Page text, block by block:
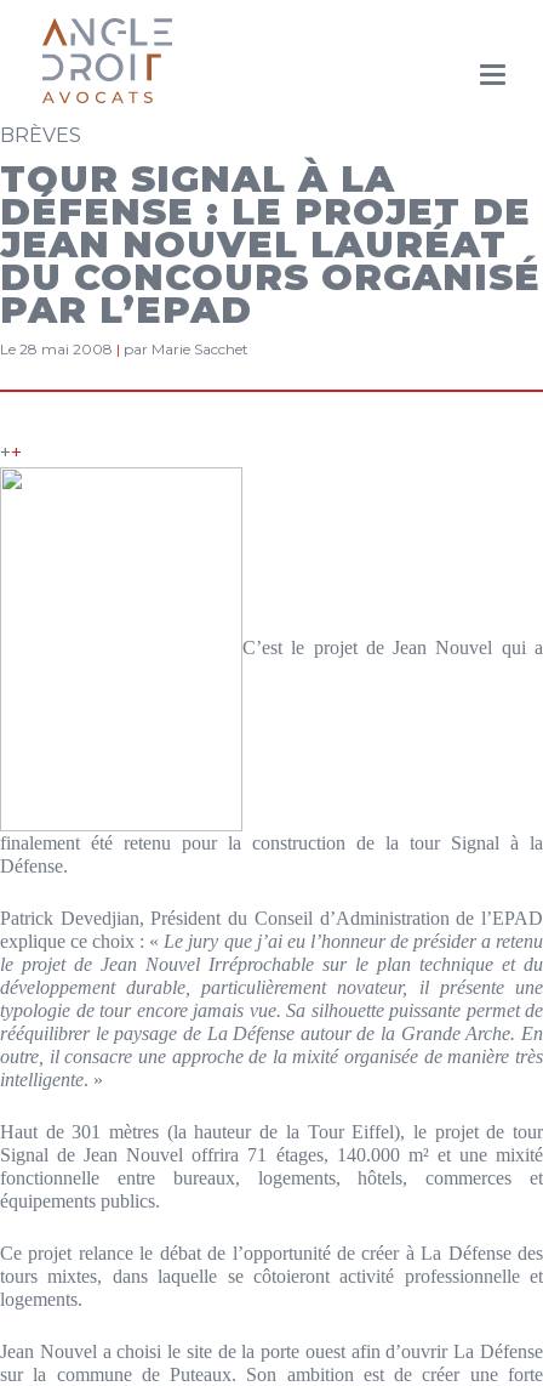
Aller
au
principal
BRÈVES
TOUR SIGNAL À LA
DÉFENSE : LE PROJET DE
JEAN NOUVEL LAURÉAT
DU CONCOURS ORGANISÉ
PAR L’EPAD
Le 28 mai 2008 | par Marie Sacchet
++
C’est le projet de Jean Nouvel qui a
finalement été retenu pour la construction de la tour Signal à la
Défense.
Patrick Devedjian, Président du Conseil d’Administration de l’EPAD
explique ce choix : « Le jury que j’ai eu l’honneur de présider a retenu
le projet de Jean Nouvel Irréprochable sur le plan technique et du
développement durable, particulièrement novateur, il présente une
typologie de tour encore jamais vue. Sa silhouette puissante permet de
rééquilibrer le paysage de La Défense autour de la Grande Arche. En
outre, il consacre une approche de la mixité organisée de manière très
intelligente. »
Haut de 301 mètres (la hauteur de la Tour Eiffel), le projet de tour
Signal de Jean Nouvel offrira 71 étages, 140.000 m² et une mixité
fonctionnelle entre bureaux, logements, hôtels, commerces et
équipements publics.
Ce projet relance le débat de l’opportunité de créer à La Défense des
tours mixtes, dans laquelle se côtoieront activité professionnelle et
logements.
Jean Nouvel a choisi le site de la porte ouest afin d’ouvrir La Défense
sur la commune de Puteaux. Son ambition est de créer une forte